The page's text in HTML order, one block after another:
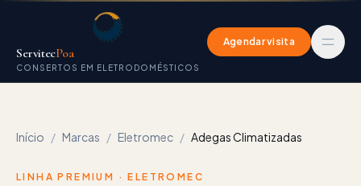
ServitecPoa
CONSERTOS EM ELETRODOMÉSTICOS
Agendar visita
Início / Marcas / Eletromec / Adegas Climatizadas
LINHA PREMIUM ·ELETROMEC